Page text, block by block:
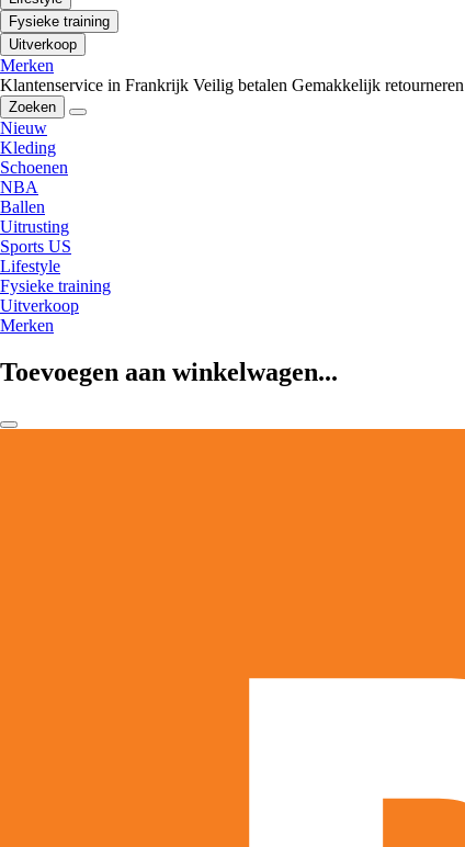
Fysieke training
Uitverkoop
Merken
Klantenservice in Frankrijk Veilig betalen Gemakkelijk retourneren
Zoeken
Nieuw
Kleding
Schoenen
NBA
Ballen
Uitrusting
Sports US
Lifestyle
Fysieke training
Uitverkoop
Merken
Toevoegen aan winkelwagen...